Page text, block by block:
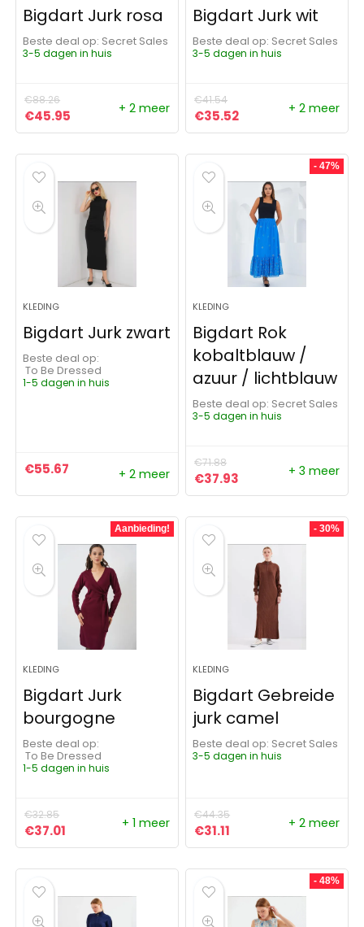
Bigdart Jurk rosa
Beste deal op:
Secret Sales
3-5 dagen in huis
€88.26
Oorspronkelijke prijs was: €88.26.
€45.95 Huidige prijs is: €45.95.
+ 2 meer
Bigdart Jurk wit
Beste deal op:
Secret Sales
3-5 dagen in huis
€41.54
Oorspronkelijke prijs was:
€35.52Huidige prijs is:
+ 2 meer
KLEDING
Bigdart Jurk zwart
Beste deal op:
To Be Dressed
1-5 dagen in huis
€55.67 + 2 meer
- 47%
KLEDING
Bigdart Rok
kobaltblauw /
azuur / lichtblauw
Beste deal op:
Secret Sales
3-5 dagen in huis
€71.88
Oorspronkelijke prijs was:
€37.93 Huidige prijs is:
+ 3 meer
Aanbieding!
KLEDING
Bigdart Jurk
bourgogne
Beste deal op:
To Be Dressed
1-5 dagen in huis
€32.85
Oorspronkelijke prijs was: €32.85.
€37.01 Huidige prijs is: €37.01.
+ 1 meer
- 30%
KLEDING
Bigdart Gebreide
jurk camel
Beste deal op:
Secret Sales
3-5 dagen in huis
€44.35
Oorspronkelijke prijs
€31.11 Huidige prijs is:
+ 2 meer
- 48%